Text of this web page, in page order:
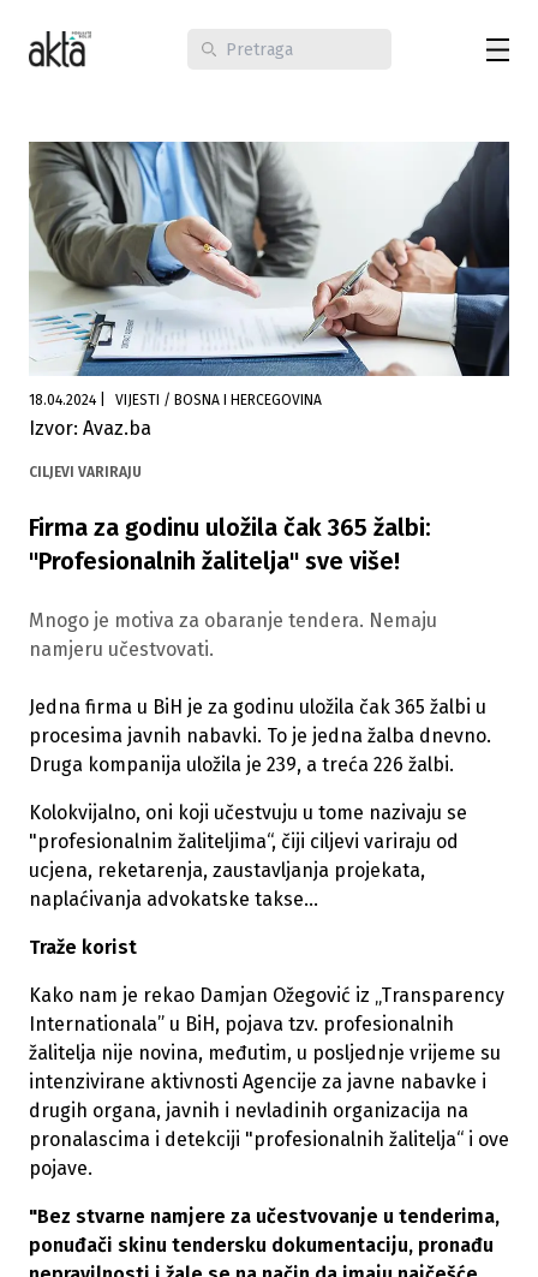
18.04.2024 VIJESTI / BOSNA I HERCEGOVINA
Izvor: Avaz.ba
CILJEVI VARIRAJU
Firma za godinu uložila čak 365 žalbi:
"Profesionalnih žalitelja" sve više!
Mnogo je motiva za obaranje tendera. Nemaju
namjeru učestvovati.
Jedna firma u BiH je za godinu uložila čak 365 žalbi u
procesima javnih nabavki. To je jedna žalba dnevno.
Druga kompanija uložila je 239, a treća 226 žalbi.
Kolokvijalno, oni koji učestvuju u tome nazivaju se
"profesionalnim žaliteljima“, čiji ciljevi variraju od
ucjena, reketarenja, zaustavljanja projekata,
naplaćivanja advokatske takse...
Traže korist
Kako nam je rekao Damjan Ožegović iz „Transparency
Internationala” u BiH, pojava tzv. profesionalnih
žalitelja nije novina, međutim, u posljednje vrijeme su
intenzivirane aktivnosti Agencije za javne nabavke i
drugih organa, javnih i nevladinih organizacija na
pronalascima i detekciji "profesionalnih žalitelja“ i ove
pojave.
"Bez stvarne namjere za učestvovanje u tenderima,
ponuđači skinu tendersku dokumentaciju, pronađu